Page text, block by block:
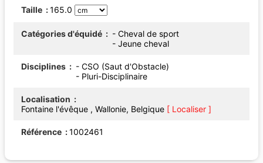
Taille 165.0
Catégories d'équidé
- Cheval de sport
- Jeune cheval
Disciplines
- CSO (Saut d'Obstacle)
- Pluri-Disciplinaire
Localisation
Fontaine l'évêque , Wallonie, Belgique [ Localiser ]
Référence 1002461